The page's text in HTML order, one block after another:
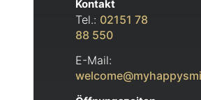
Kontakt
Tel.: 02151 78
88 550
E-Mail: